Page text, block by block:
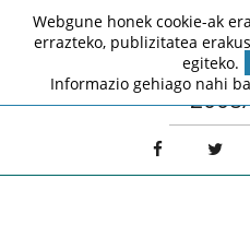
Webgune honek cookie-ak
errazteko, publizitatea
egiteko.
Informazio gehiago nahi